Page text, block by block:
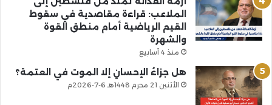
الملاعب: قراءة مقاصدية في سقوط
القيم الرياضية أمام منطق القوة
والشهرة
منذ 4 أسابيع
هل جزاءُ الإحسانِ إلا الموت في العتمة؟
الأثنين 21 محرم 1448هـ 6-7-2026م